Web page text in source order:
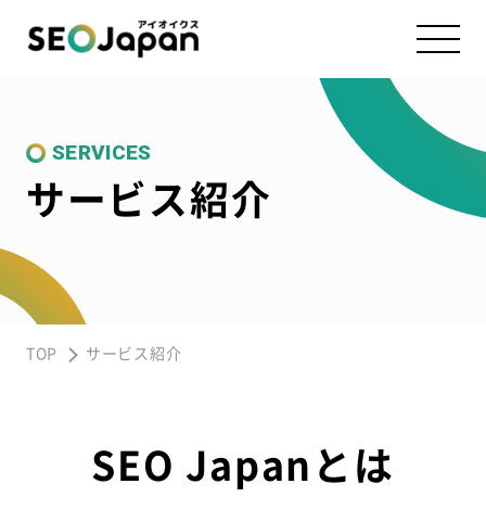
SERVICES
サービス紹介
TOP サービス紹介
SEO Japanとは